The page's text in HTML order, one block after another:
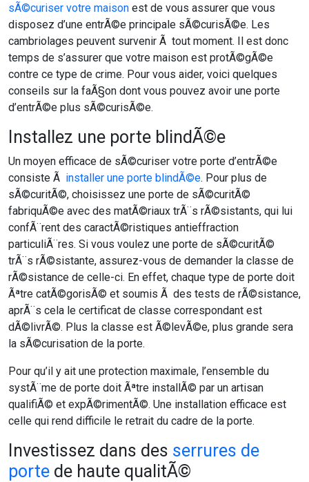
sÃ©curiser votre maison est de vous assurer que vous
disposez d’une entrÃ©e principale sÃ©curisÃ©e. Les
cambriolages peuvent survenir Ã tout moment. Il est donc
temps de s’assurer que votre maison est protÃ©gÃ©e
contre ce type de crime. Pour vous aider, voici quelques
conseils sur la faÃ§on dont vous pouvez avoir une porte
d’entrÃ©e plus sÃ©curisÃ©e.
Installez une porte blindÃ©e
Un moyen efficace de sÃ©curiser votre porte d’entrÃ©e
consiste Ã installer une porte blindÃ©e. Pour plus de
sÃ©curitÃ©, choisissez une porte de sÃ©curitÃ©
fabriquÃ©e avec des matÃ©riaux trÃ¨s rÃ©sistants, qui lui
confÃ¨rent des caractÃ©ristiques antieffraction
particuliÃ¨res. Si vous voulez une porte de sÃ©curitÃ©
trÃ¨s rÃ©sistante, assurez-vous de demander la classe de
rÃ©sistance de celle-ci. En effet, chaque type de porte doit
Ãªtre catÃ©gorisÃ© et soumis Ã des tests de rÃ©sistance,
aprÃ¨s cela le certificat de classe correspondant est
dÃ©livrÃ©. Plus la classe est Ã©levÃ©e, plus grande sera
la sÃ©curisation de la porte.
Pour qu’il y ait une protection maximale, l’ensemble du
systÃ¨me de porte doit Ãªtre installÃ© par un artisan
qualifiÃ© et expÃ©rimentÃ©. Une installation efficace est
celle qui rend difficile le retrait du cadre de la porte.
Investissez dans des serrures de
porte de haute qualitÃ©